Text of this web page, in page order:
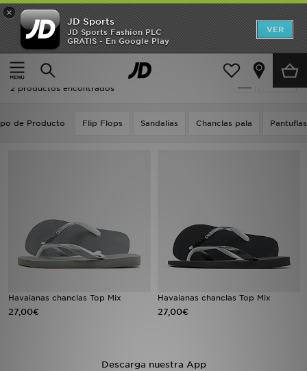
×
JD Sports
JD Sports Fashion PLC
GRATIS - En Google Play
VER
Página principal
premium-style
premium-style
2 productos encontrados
de Producto Flip Flops Sandalias Chanclas pala Pantuflas
Havaianas chanclas Top Mix
27,00€
Havaianas chanclas Top Mix
27,00€
Descarga nuestra App
Hombre
Mujer
Niños
JD Fútbol